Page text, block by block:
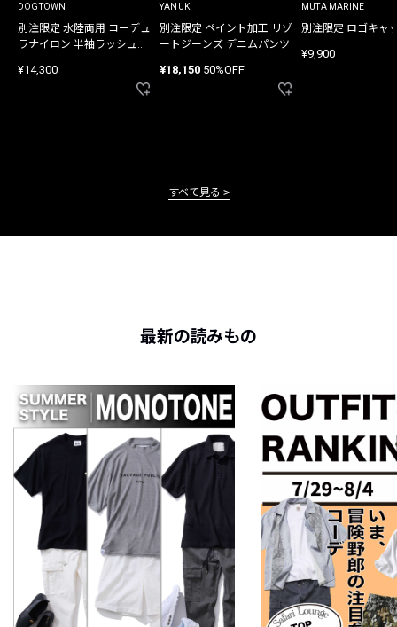
DOGTOWN
別注限定 水陸両用 コーデュ
ラナイロン 半袖ラッシュガ
¥14,300
YANUK
別注限定 ペイント加工 リゾ
ートジーンズ デニムパンツ
¥18,150 50%OFF
MUTA MARINE
別注限定 ロゴキャ
¥9,900
すべて見る
最新の読みもの